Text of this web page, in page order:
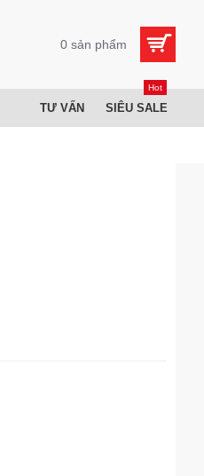
0 sản phẩm
TƯ VẤN SIÊU SALE
Hot